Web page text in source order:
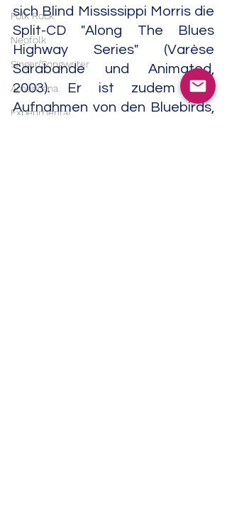
Folk Rock
Neofolk
Singer/Songwriter
Americana
Experimental
sich Blind Mississippi Morris die
Split-CD "Along The Blues
Highway Series" (Varèse
Sarabande und Animated,
2003). Er ist zudem auf
Aufnahmen von den Bluebirds,